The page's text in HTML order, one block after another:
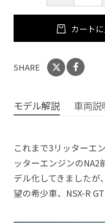
カート
SHARE
モデル解説 車両説
これまで3リッターエ
ッターエンジンの
デル化してきましたが
望の希少車、NSX-R